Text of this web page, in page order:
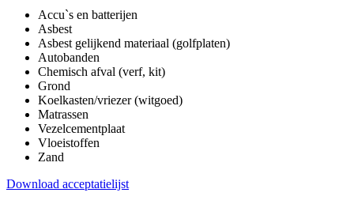
Accu`s en batterijen
Asbest
Asbest gelijkend materiaal (golfplaten)
Autobanden
Chemisch afval (verf, kit)
Grond
Koelkasten/vriezer (witgoed)
Matrassen
Vezelcementplaat
Vloeistoffen
Zand
Download acceptatielijst